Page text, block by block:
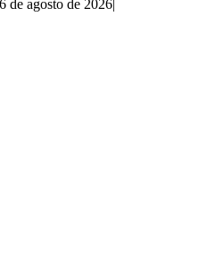
6 de agosto de 2026|